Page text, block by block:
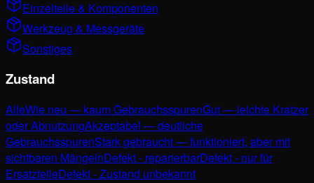
Einzelteile & Komponenten
Werkzeug & Messgeräte
Sonstiges
Zustand
AlleWie neu — kaum GebrauchsspurenGut — leichte Kratzer
oder AbnutzungAkzeptabel — deutliche
GebrauchsspurenStark gebraucht — funktioniert, aber mit
sichtbaren MängelnDefekt - reparierbarDefekt - nur für
ErsatzteileDefekt - Zustand unbekannt